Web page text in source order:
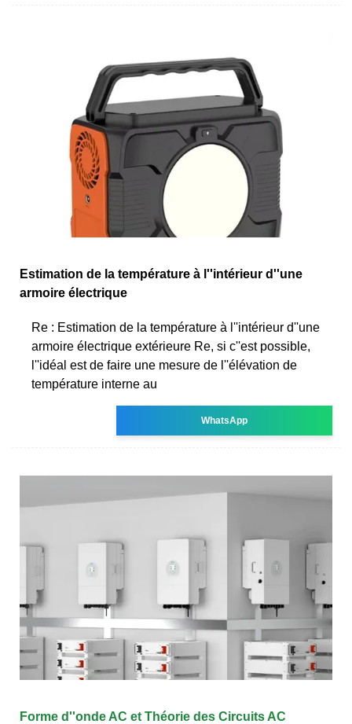
Estimation de la température à l''intérieur d''une
armoire électrique
Re : Estimation de la température à l''intérieur d''une
armoire électrique extérieure Re, si c''est possible,
l''idéal est de faire une mesure de l''élévation de
température interne au
WhatsApp
Forme d''onde AC et Théorie des Circuits AC